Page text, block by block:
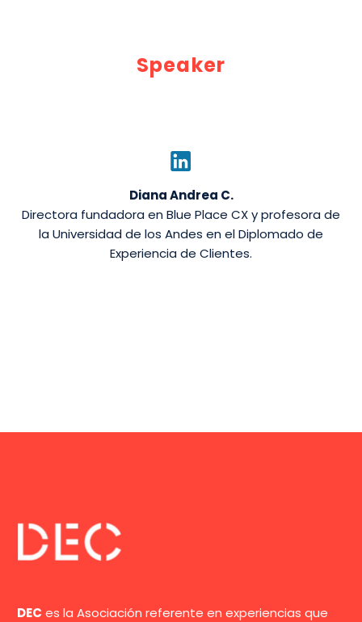
Speaker
Diana Andrea C.
Directora fundadora en Blue Place CX y profesora de
la Universidad de los Andes en el Diplomado de
Experiencia de Clientes.
DEC es la Asociación referente en experiencias que